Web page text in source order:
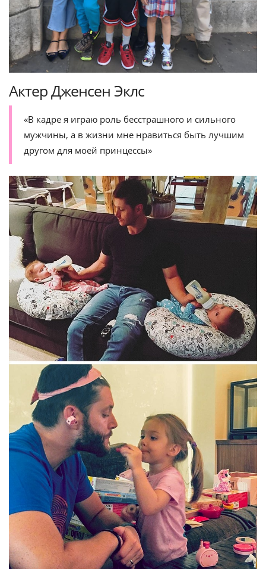
Актер Дженсен Эклс
«В кадре я играю роль бесстрашного и сильного
мужчины, а в жизни мне нравиться быть лучшим
другом для моей принцессы»